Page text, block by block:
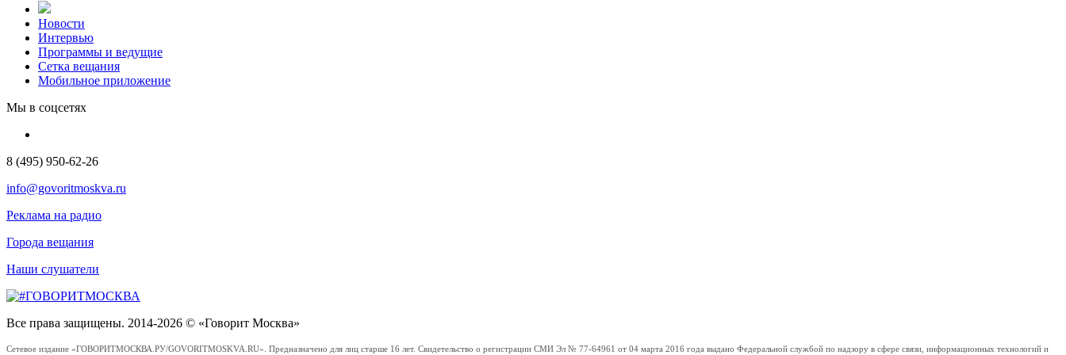
Новости
Интервью
Программы и ведущие
Сетка вещания
Мобильное приложение
Мы в соцсетях
8 (495) 950-62-26
info@govoritmoskva.ru
Реклама на радио
Города вещания
Наши слушатели
Все права защищены. 2014-2026 © «Говорит Москва»
Сетевое издание «ГОВОРИТМОСКВА.РУ/GOVORITMOSKVA.RU». Предназначено для лиц старше 16 лет. Свидетельство о регистрации СМИ Эл № 77-64961 от 04 марта 2016 года выдано Федеральной службой по надзору в сфере связи, информационных технологий и